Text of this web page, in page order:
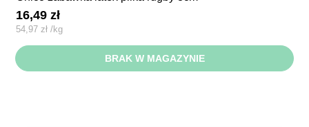
16,49zł
54,97zł /kg
BRAK W MAGAZYNIE